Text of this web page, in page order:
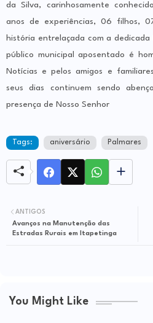
da Silva, carinhosamente
anos de experiências, 06 filhos,
história entrelaçada com a
público municipal aposentado é
Notícias e pelos amigos e
seus dias continuem sendo
presença de Nosso Senhor
Tags: aniversário Palmares
ANTIGOS
Avanços na Manutenção das
Estradas Rurais em Itapetinga
You Might Like